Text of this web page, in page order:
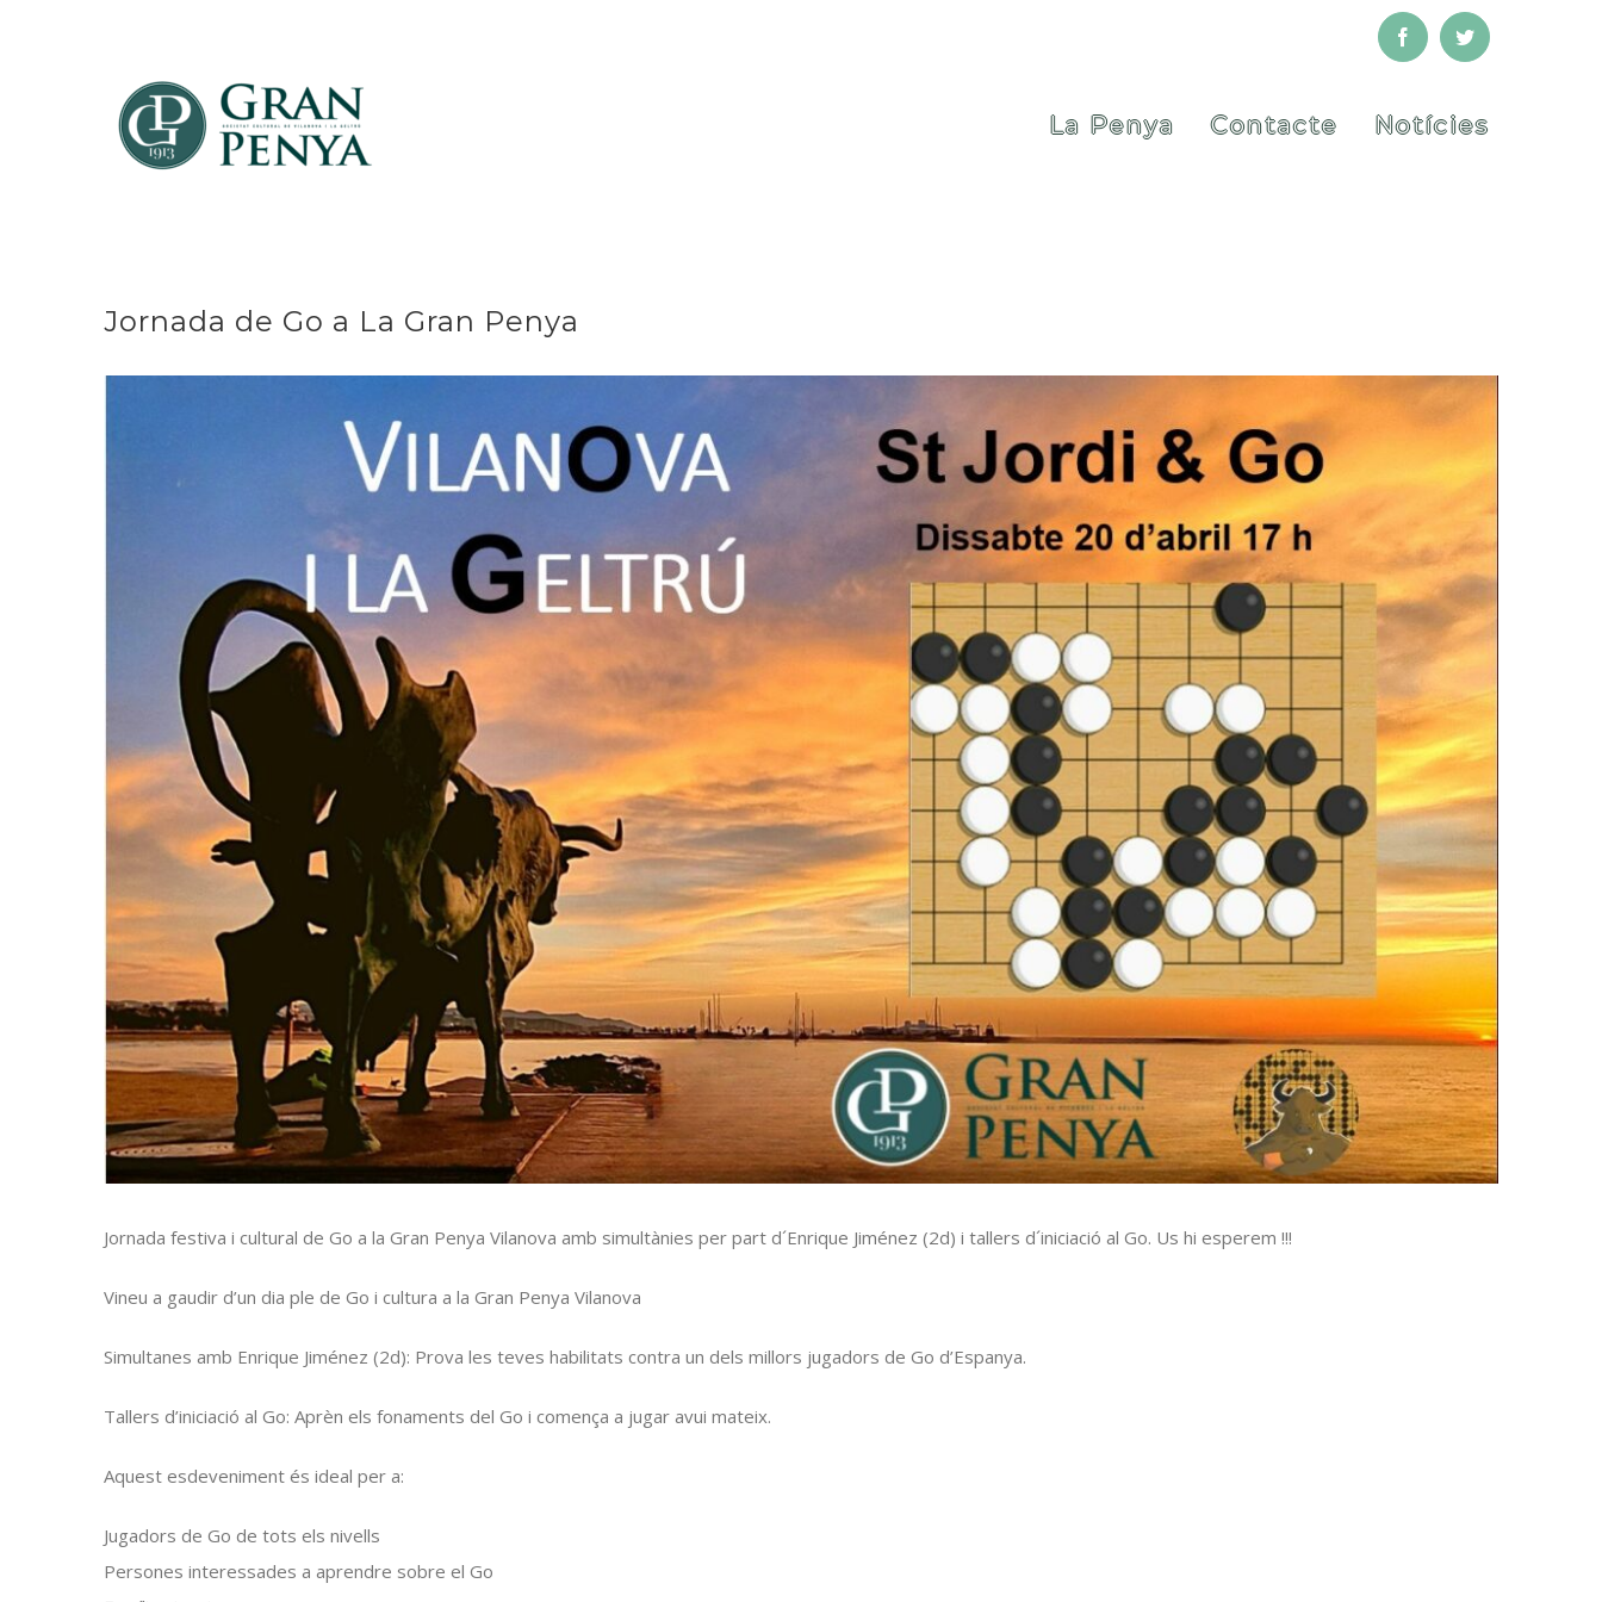
FacebookTwitter
La Penya Contacte Notícies
Jornada de Go a La Gran Penya
Jornada festiva i cultural de Go a la Gran Penya Vilanova amb simultànies per part d´Enrique Jiménez (2d) i tallers d´iniciació al Go. Us hi esperem !!!
Vineu a gaudir d’un dia ple de Go i cultura a la Gran Penya Vilanova
Simultanes amb Enrique Jiménez (2d): Prova les teves habilitats contra un dels millors jugadors de Go d’Espanya.
Tallers d’iniciació al Go: Aprèn els fonaments del Go i comença a jugar avui mateix.
Aquest esdeveniment és ideal per a:
Jugadors de Go de tots els nivells
Persones interessades a aprendre sobre el Go